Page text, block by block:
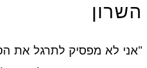
השרון
"אני לא מפסיק לתרגל את